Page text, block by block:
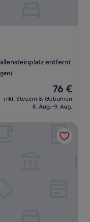
entfernt
Der
Preis
beträgt
76 €
inkl. Steuern & Gebühren
8. Aug.–9. Aug.